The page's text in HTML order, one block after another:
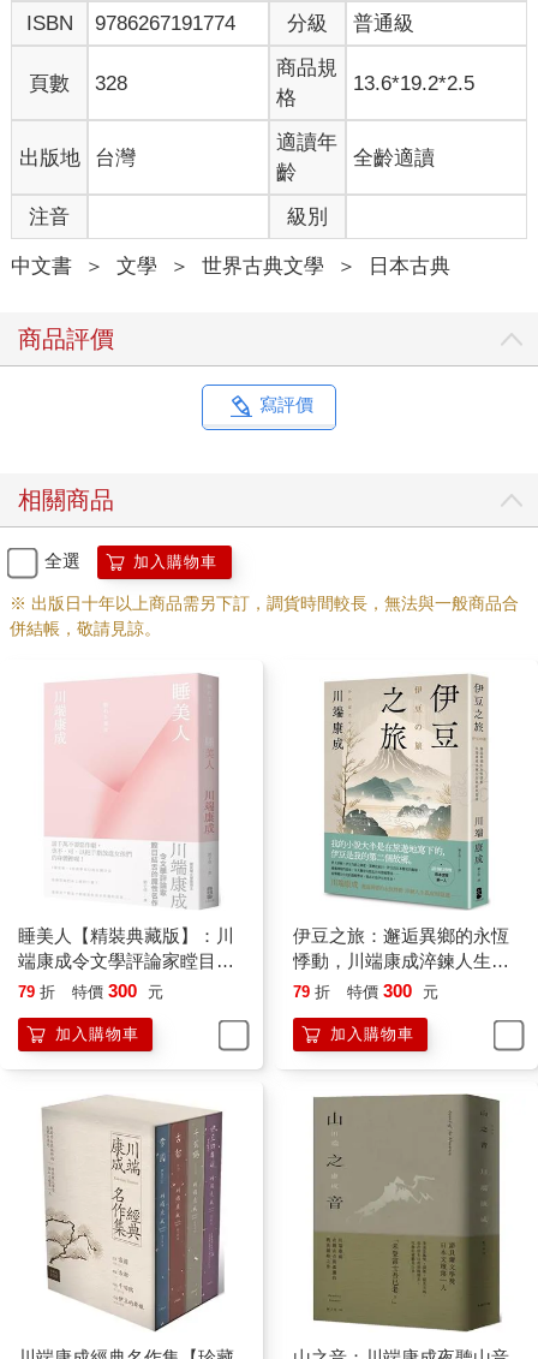
ISBN
9786267191774 分級 普通級
頁數 328
商品規
格
13.6*19.2*2.5
出版地 台灣
適讀年
齡
全齡適讀
注音 級別
中文書 ＞ 文學 ＞ 世界古典文學 ＞ 日本古典
商品評價
寫評價
相關商品
全選 加入購物車
※ 出版日十年以上商品需另下訂，調貨時間較長，無法與一般商品合
併結帳，敬請見諒。
睡美人【精裝典藏版】：川
端康成令文學評論家瞠目結
舌的魔性名作
79 折 特價 300 元
加入購物車
伊豆之旅：邂逅異鄉的永恆
悸動，川端康成淬鍊人生孤
寂短篇選【珍藏紀念版】
79 折 特價 300 元
加入購物車